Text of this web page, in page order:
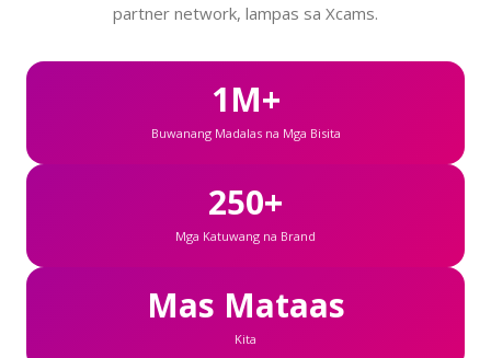
partner network, lampas sa Xcams.
1M+
Buwanang Madalas na Mga Bisita
250+
Mga Katuwang na Brand
Mas Mataas
Kita